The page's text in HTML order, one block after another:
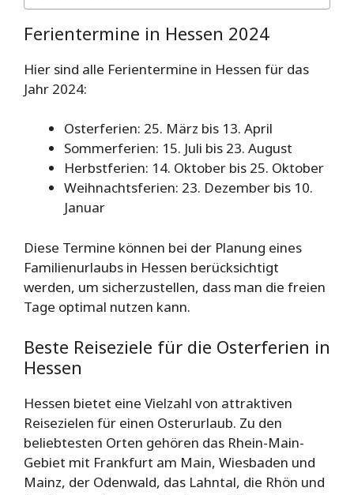
Ferientermine in Hessen 2024
Hier sind alle Ferientermine in Hessen für das
Jahr 2024:
Osterferien: 25. März bis 13. April
Sommerferien: 15. Juli bis 23. August
Herbstferien: 14. Oktober bis 25. Oktober
Weihnachtsferien: 23. Dezember bis 10.
Januar
Diese Termine können bei der Planung eines
Familienurlaubs in Hessen berücksichtigt
werden, um sicherzustellen, dass man die freien
Tage optimal nutzen kann.
Beste Reiseziele für die Osterferien in
Hessen
Hessen bietet eine Vielzahl von attraktiven
Reisezielen für einen Osterurlaub. Zu den
beliebtesten Orten gehören das Rhein-Main-
Gebiet mit Frankfurt am Main, Wiesbaden und
Mainz, der Odenwald, das Lahntal, die Rhön und